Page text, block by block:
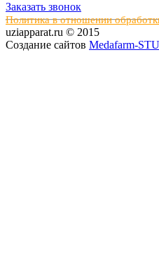
Заказать звонок
Политика в отношении
uziapparat.ru © 2015
Создание сайтов Medafarm-